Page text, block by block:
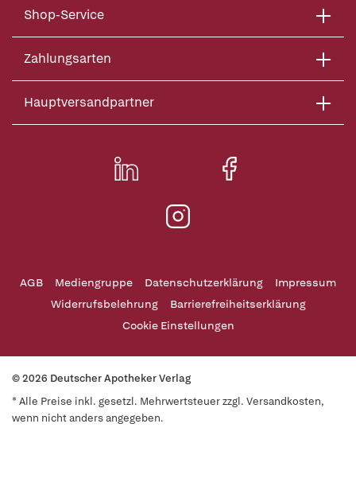
Shop-Service
Zahlungsarten
Hauptversandpartner
AGB Mediengruppe Datenschutzerklärung
Impressum
Widerrufsbelehrung
Barrierefreiheitserklärung
Cookie Einstellungen
© 2026 Deutscher Apotheker Verlag
* Alle Preise inkl. gesetzl. Mehrwertsteuer zzgl. Versandkosten,
wenn nicht anders angegeben.